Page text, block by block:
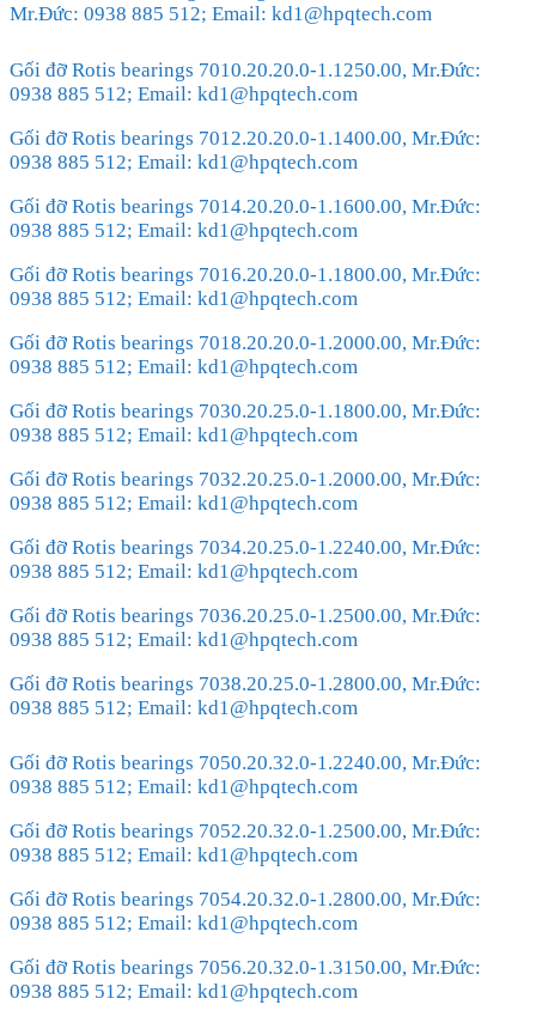
Mr.Đức: 0938 885 512; Email: kd1@hpqtech.com
Gối đỡ Rotis bearings 7010.20.20.0-1.1250.00, Mr.Đức:
0938 885 512; Email: kd1@hpqtech.com
Gối đỡ Rotis bearings 7012.20.20.0-1.1400.00, Mr.Đức:
0938 885 512; Email: kd1@hpqtech.com
Gối đỡ Rotis bearings 7014.20.20.0-1.1600.00, Mr.Đức:
0938 885 512; Email: kd1@hpqtech.com
Gối đỡ Rotis bearings 7016.20.20.0-1.1800.00, Mr.Đức:
0938 885 512; Email: kd1@hpqtech.com
Gối đỡ Rotis bearings 7018.20.20.0-1.2000.00, Mr.Đức:
0938 885 512; Email: kd1@hpqtech.com
Gối đỡ Rotis bearings 7030.20.25.0-1.1800.00, Mr.Đức:
0938 885 512; Email: kd1@hpqtech.com
Gối đỡ Rotis bearings 7032.20.25.0-1.2000.00, Mr.Đức:
0938 885 512; Email: kd1@hpqtech.com
Gối đỡ Rotis bearings 7034.20.25.0-1.2240.00, Mr.Đức:
0938 885 512; Email: kd1@hpqtech.com
Gối đỡ Rotis bearings 7036.20.25.0-1.2500.00, Mr.Đức:
0938 885 512; Email: kd1@hpqtech.com
Gối đỡ Rotis bearings 7038.20.25.0-1.2800.00, Mr.Đức:
0938 885 512; Email: kd1@hpqtech.com
Gối đỡ Rotis bearings 7050.20.32.0-1.2240.00, Mr.Đức:
0938 885 512; Email: kd1@hpqtech.com
Gối đỡ Rotis bearings 7052.20.32.0-1.2500.00, Mr.Đức:
0938 885 512; Email: kd1@hpqtech.com
Gối đỡ Rotis bearings 7054.20.32.0-1.2800.00, Mr.Đức:
0938 885 512; Email: kd1@hpqtech.com
Gối đỡ Rotis bearings 7056.20.32.0-1.3150.00, Mr.Đức:
0938 885 512; Email: kd1@hpqtech.com